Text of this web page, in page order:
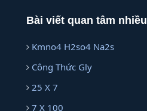
Bài viết quan tâm nhiều
Kmno4 H2so4 Na2s
Công Thức Gly
25 X 7
7 X 100